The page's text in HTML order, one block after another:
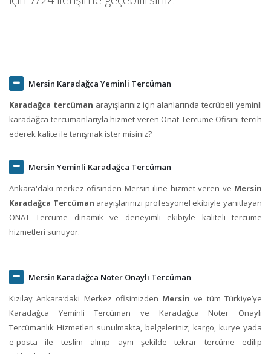
Mersin Karadağca Yeminli Tercüman
Karadağca tercüman arayışlarınız için alanlarında tecrübeli yeminli
karadağca tercümanlarıyla hizmet veren Onat Tercüme Ofisini tercih
ederek kalite ile tanışmak ister misiniz?
Mersin Yeminli Karadağca Tercüman
Ankara'daki merkez ofisinden Mersin iline hizmet veren ve Mersin
Karadağca Tercüman arayışlarınızı profesyonel ekibiyle yanıtlayan
ONAT Tercüme dinamik ve deneyimli ekibiyle kaliteli tercüme
hizmetleri sunuyor.
Mersin Karadağca Noter Onaylı Tercüman
Kızılay Ankara‘daki Merkez ofisimizden Mersin ve tüm Türkiye’ye
Karadağca Yeminli Tercüman ve Karadağca Noter Onaylı
Tercümanlık Hizmetleri sunulmakta, belgeleriniz; kargo, kurye yada
e-posta ile teslim alınıp aynı şekilde tekrar tercüme edilip